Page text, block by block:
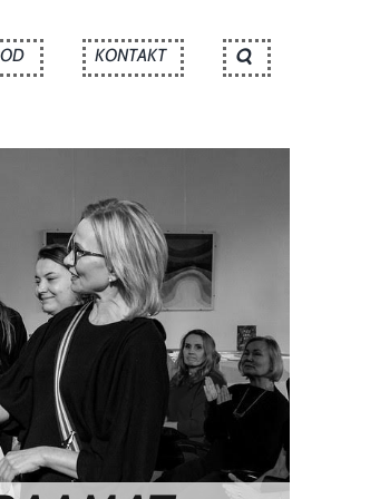
KONTAKT